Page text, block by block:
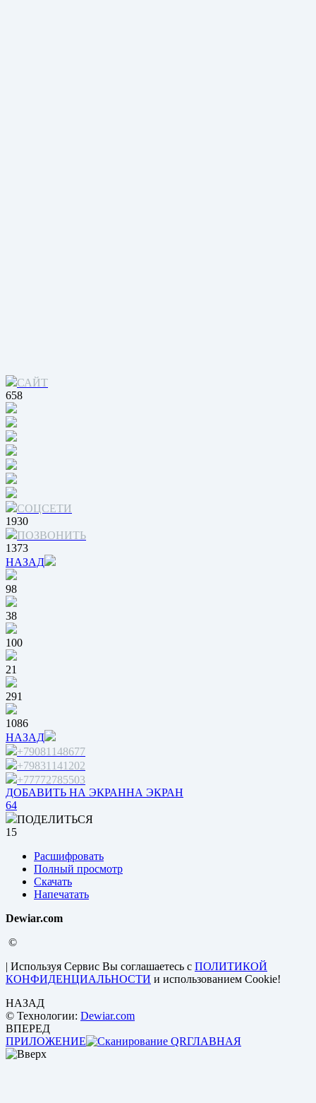
САЙТ
658
СОЦСЕТИ
1930
ПОЗВОНИТЬ
1373
НАЗАД
98
38
100
21
291
1086
НАЗАД
+79081148677
+79831141202
+77772785503
ДОБАВИТЬ НА ЭКРАННА ЭКРАН
64
ПОДЕЛИТЬСЯ
15
Расшифровать
Полный просмотр
Скачать
Напечатать
Dewiar.com
©
| Используя Сервис Вы соглашаетесь с ПОЛИТИКОЙ
КОНФИДЕНЦИАЛЬНОСТИ и использованием Cookie!
НАЗАД
© Технологии: Dewiar.com
ВПЕРЕД
ПРИЛОЖЕНИЕ
ГЛАВНАЯ